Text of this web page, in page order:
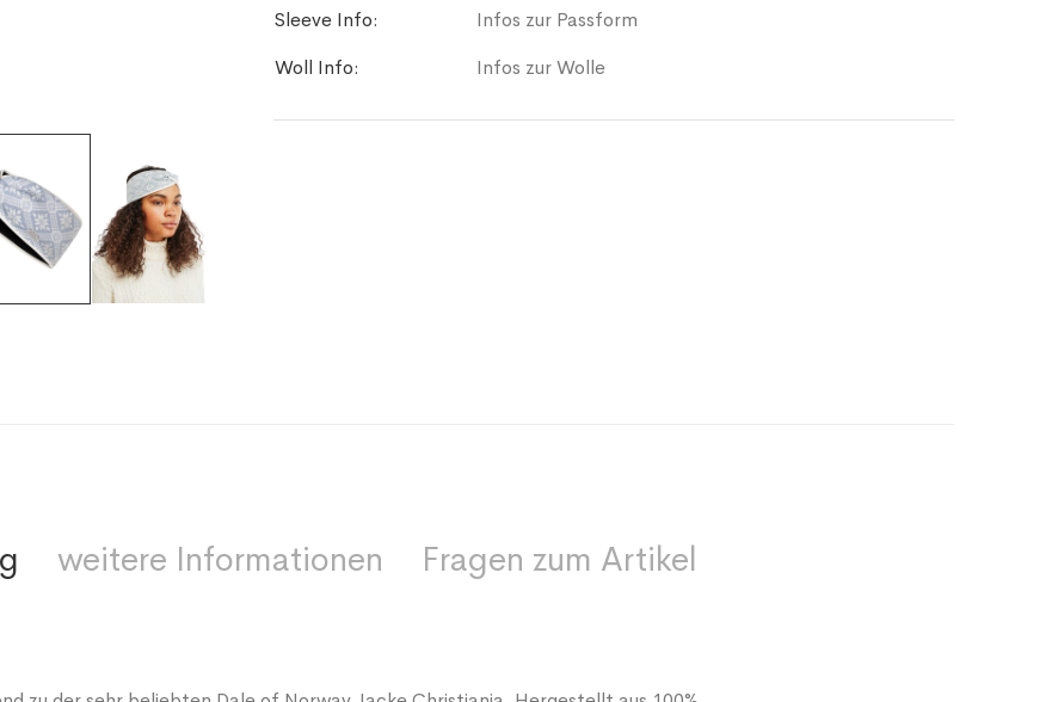
Sleeve Info:
Infos zur Passform
Woll Info:
Infos zur Wolle
weitere Informationen Fragen zum Artikel